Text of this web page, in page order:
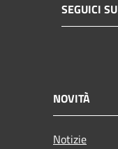
SEGUICI SU
NOVITÀ
Notizie